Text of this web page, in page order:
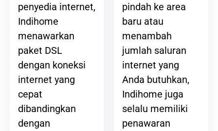
penyedia internet,
Indihome
menawarkan
paket DSL
dengan koneksi
internet yang
cepat
dibandingkan
dengan
pindah ke area
baru atau
menambah
jumlah saluran
internet yang
Anda butuhkan,
Indihome juga
selalu memiliki
penawaran